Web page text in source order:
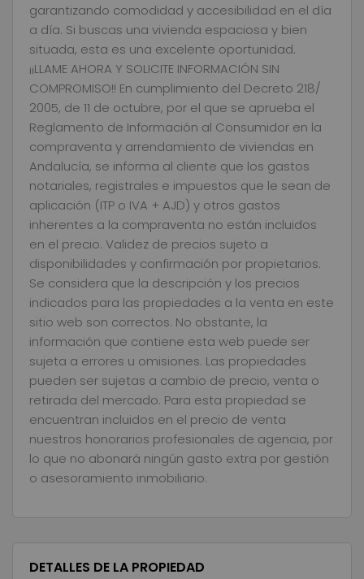
garantizando comodidad y accesibilidad en el día
a día. Si buscas una vivienda espaciosa y bien
situada, esta es una excelente oportunidad.
¡¡LLAME AHORA Y SOLICITE INFORMACIÓN SIN
COMPROMISO!! En cumplimiento del Decreto 218/
2005, de 11 de octubre, por el que se aprueba el
Reglamento de Información al Consumidor en la
compraventa y arrendamiento de viviendas en
Andalucía, se informa al cliente que los gastos
notariales, registrales e impuestos que le sean de
aplicación (ITP o IVA + AJD) y otros gastos
inherentes a la compraventa no están incluidos
en el precio. Validez de precios sujeto a
disponibilidades y confirmación por propietarios.
Se considera que la descripción y los precios
indicados para las propiedades a la venta en este
sitio web son correctos. No obstante, la
información que contiene esta web puede ser
sujeta a errores u omisiones. Las propiedades
pueden ser sujetas a cambio de precio, venta o
retirada del mercado. Para esta propiedad se
encuentran incluidos en el precio de venta
nuestros honorarios profesionales de agencia, por
lo que no abonará ningún gasto extra por gestión
o asesoramiento inmobiliario.
DETALLES DE LA PROPIEDAD